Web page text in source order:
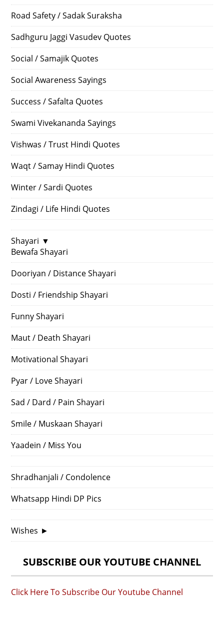
Road Safety / Sadak Suraksha
Sadhguru Jaggi Vasudev Quotes
Social / Samajik Quotes
Social Awareness Sayings
Success / Safalta Quotes
Swami Vivekananda Sayings
Vishwas / Trust Hindi Quotes
Waqt / Samay Hindi Quotes
Winter / Sardi Quotes
Zindagi / Life Hindi Quotes
Shayari ▼
Bewafa Shayari
Dooriyan / Distance Shayari
Dosti / Friendship Shayari
Funny Shayari
Maut / Death Shayari
Motivational Shayari
Pyar / Love Shayari
Sad / Dard / Pain Shayari
Smile / Muskaan Shayari
Yaadein / Miss You
Shradhanjali / Condolence
Whatsapp Hindi DP Pics
Wishes ►
SUBSCRIBE OUR YOUTUBE CHANNEL
Click Here To Subscribe Our Youtube Channel